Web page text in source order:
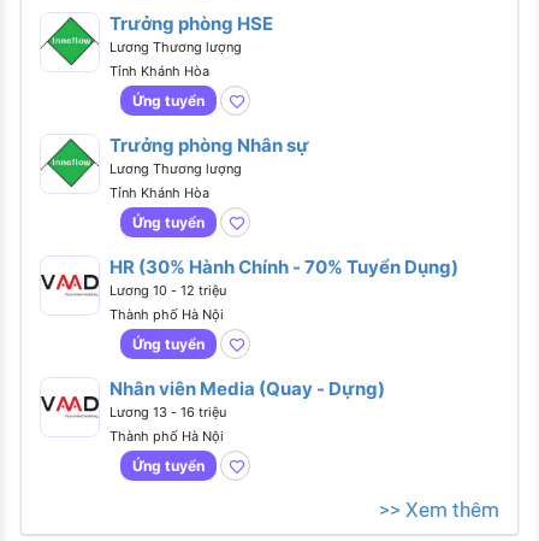
Trưởng phòng HSE
Lương Thương lượng
Tỉnh Khánh Hòa
Ứng tuyển
Trưởng phòng Nhân sự
Lương Thương lượng
Tỉnh Khánh Hòa
Ứng tuyển
HR (30% Hành Chính - 70% Tuyển Dụng)
Lương 10 - 12 triệu
Thành phố Hà Nội
Ứng tuyển
Nhân viên Media (Quay - Dựng)
Lương 13 - 16 triệu
Thành phố Hà Nội
Ứng tuyển
>> Xem thêm